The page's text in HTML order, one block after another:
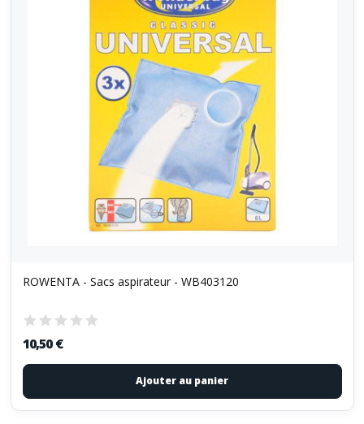
ROWENTA - Sacs aspirateur - WB403120
10,50 €
Ajouter au panier